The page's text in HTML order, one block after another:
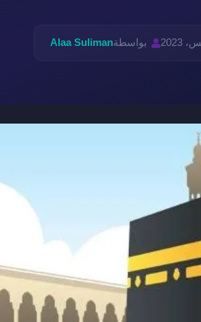
بواسطةAlaa Suliman